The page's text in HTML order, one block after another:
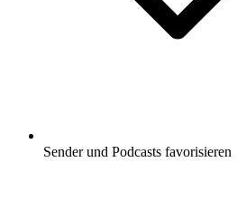
Sender und Podcasts favorisieren